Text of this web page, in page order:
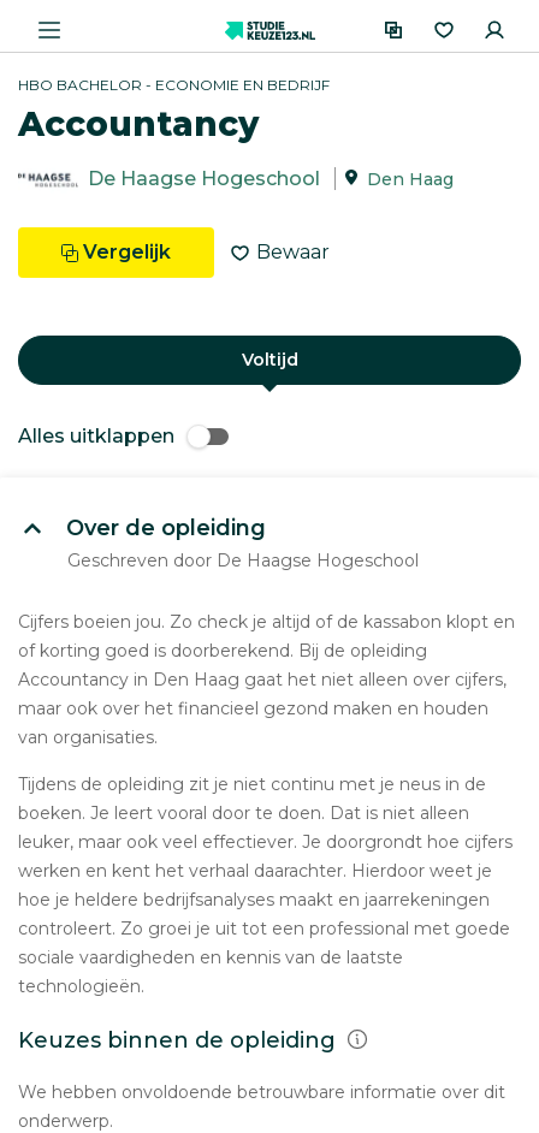
HBO BACHELOR - ECONOMIE EN BEDRIJF
Accountancy
De Haagse Hogeschool Den Haag
Vergelijk Bewaar
Voltijd
Alles uitklappen
Over de opleiding
Geschreven door De Haagse Hogeschool
Cijfers boeien jou. Zo check je altijd of de kassabon klopt en
of korting goed is doorberekend. Bij de opleiding
Accountancy in Den Haag gaat het niet alleen over cijfers,
maar ook over het financieel gezond maken en houden
van organisaties.
Tijdens de opleiding zit je niet continu met je neus in de
boeken. Je leert vooral door te doen. Dat is niet alleen
leuker, maar ook veel effectiever. Je doorgrondt hoe cijfers
werken en kent het verhaal daarachter. Hierdoor weet je
hoe je heldere bedrijfsanalyses maakt en jaarrekeningen
controleert. Zo groei je uit tot een professional met goede
sociale vaardigheden en kennis van de laatste
technologieën.
Keuzes binnen de opleiding
We hebben onvoldoende betrouwbare informatie over dit
onderwerp.